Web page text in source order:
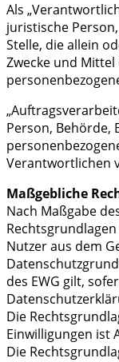
Als
juristische
Stelle, die allein
Zwecke und
Person, Behörde,
Verantwortlichen
Maßgebliche
Nach Maßgabe
Nutzer aus dem
des EWG gilt,
Die
Einwilligungen ist
Die